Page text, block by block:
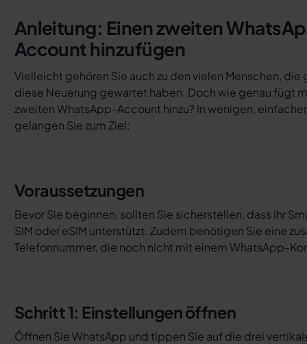
Anleitung: Einen zweiten
Account hinzufügen
Vielleicht gehören Sie auch zu den vielen Menschen, die
diese Neuerung gewartet haben. Doch wie genau fügt
zweiten WhatsApp-Account hinzu? In wenigen,
gelangen Sie zum Ziel:
Voraussetzungen
Bevor Sie beginnen, sollten Sie sicherstellen, dass Ihr
SIM oder eSIM unterstützt. Zudem benötigen Sie eine
Telefonnummer, die noch nicht mit einem WhatsApp-
Schritt 1: Einstellungen öffnen
Öffnen Sie WhatsApp und tippen Sie auf die drei